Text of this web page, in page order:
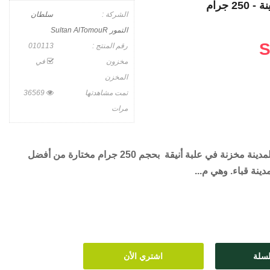
جرام
الشركة :
سلطان
التمور Sultan AlTomouR
رقم المنتج :
مخزون
في
المخزن
تمت مشاهدتها
36569
مرات
عجوة قباء المدينة مخزنة في علبة أنيقة بحجم 250 جرام مختارة من أفضل
قباء. وهي م...